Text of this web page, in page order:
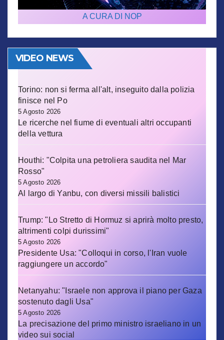
A CURA DI NOP
VIDEO NEWS
Torino: non si ferma all'alt, inseguito dalla polizia
finisce nel Po
5 Agosto 2026
Le ricerche nel fiume di eventuali altri occupanti
della vettura
Houthi: "Colpita una petroliera saudita nel Mar
Rosso"
5 Agosto 2026
Al largo di Yanbu, con diversi missili balistici
Trump: "Lo Stretto di Hormuz si aprirà molto presto,
altrimenti colpi durissimi"
5 Agosto 2026
Presidente Usa: "Colloqui in corso, l'Iran vuole
raggiungere un accordo"
Netanyahu: "Israele non approva il piano per Gaza
sostenuto dagli Usa"
5 Agosto 2026
La precisazione del primo ministro israeliano in un
video sui social